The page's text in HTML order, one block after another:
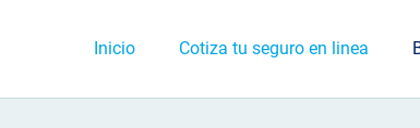
Inicio Cotiza tu seguro en linea